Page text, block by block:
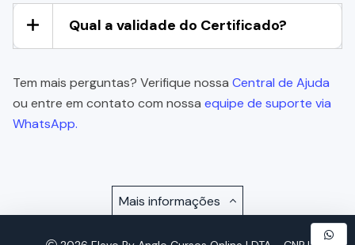
Qual a validade do Certificado?
Tem mais perguntas? Verifique nossa Central de Ajuda
ou entre em contato com nossa equipe de suporte via
WhatsApp.
Mais informações